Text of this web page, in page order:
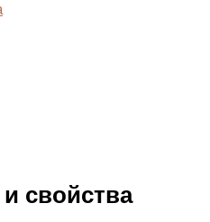
свойства